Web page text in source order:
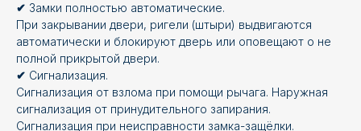
✔ Замки полностью автоматические.
При закрывании двери, ригели (штыри) выдвигаются
автоматически и блокируют дверь или оповещают о не
полной прикрытой двери.
✔ Сигнализация.
Сигнализация от взлома при помощи рычага. Наружная
сигнализация от принудительного запирания.
Сигнализация при неисправности замка-защёлки.